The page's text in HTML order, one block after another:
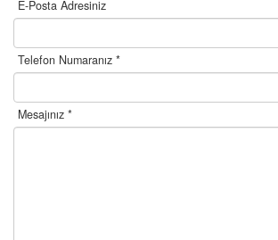
E-Posta Adresiniz
Telefon Numaranız *
Mesajınız *